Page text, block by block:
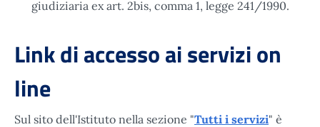
giudiziaria ex art. 2bis, comma 1, legge 241/1990.
Link di accesso ai servizi on
line
Sul sito dell'Istituto nella sezione "Tutti i servizi" è